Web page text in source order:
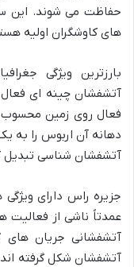
حفاظت می شوند. این
های کاوشگران اولیه
بارزترین ویژگی
فعال روی زمین محسوب
دهانه آن اربوس را به
آتشفشان شناسی تبدیل
جزیره راس دارای
عمدتاً ناشی از
آتشفشانی جریان های
آتشفشان شکل گرفته